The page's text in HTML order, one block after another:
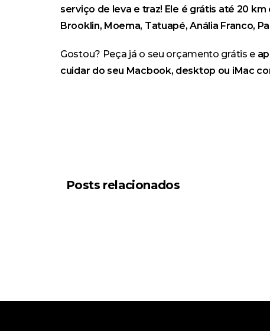
serviço de leva e traz! Ele é grátis até 20
Brooklin, Moema, Tatuapé, Anália Franco,
Gostou? Peça já o seu orçamento grátis e
cuidar do seu Macbook, desktop ou iMac
Posts relacionados